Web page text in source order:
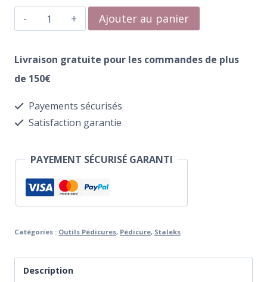
quantité
de
Pododisc-
Éponges
Staleks
Pro
(25
pcs)
Ajouter au panier
Livraison gratuite pour les commandes de plus
de 150€
Payements sécurisés
Satisfaction garantie
PAYEMENT SÉCURISÉ GARANTI
Catégories : Outils Pédicures, Pédicure, Staleks
Description